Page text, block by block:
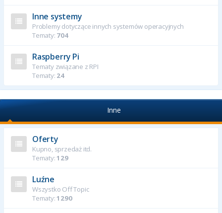
Inne systemy
Problemy dotyczące innych systemów operacyjnych
Tematy: 704
Raspberry Pi
Tematy związane z RPI
Tematy: 24
Inne
Oferty
Kupno, sprzedaż itd.
Tematy:129
Luźne
Wszystko Off Topic
Tematy:1290